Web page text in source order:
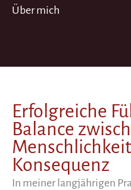
Über mich
Erfolgreiche
Balance
Konsequenz
In meiner langjährigen